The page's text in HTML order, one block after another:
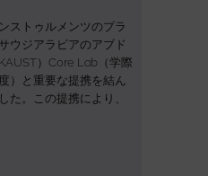
ストゥルメンツのプラ
ウジアラビアのアブド
）Core Lab（学際
）と重要な提携を結ん
た。この提携により、